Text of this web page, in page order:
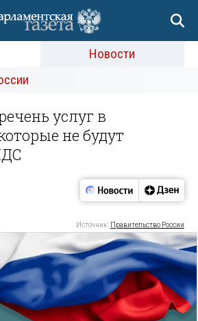
Новости
услуг в
не будут
Источник: Правительство России